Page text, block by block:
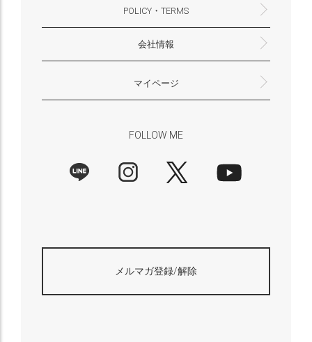
よくあるご質問・お問合せ
お支払いについて
配送・送料について
ギフトサービスについて
一緒に働く？(HAYNI採用情報サイトへ)
for Foreigners (overseas delivery)
POLICY・TERMS
返品・交換について
プライバシーポリシー
特定商取引法に基づく表示
外部送信ポリシー
会社情報
大阪府大阪市淀川区十八条3-9-35
電話番号：06-6868-9671
※お電話でのお問合せ受付は行っておりません
メール：support@hayni.jp
お問い合わせはこちらからお願いいたします
営業時間：10：00～15：00（金曜日は14：00ま
定休日： 土・日・祝祭日
※土日祝祭日はお休みをいただきます。
メールの返信は翌営業日となりますので、ご了承
マイページ
FOLLOW ME
メルマガ登録/解除